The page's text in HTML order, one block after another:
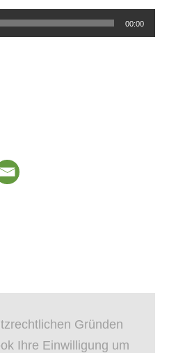
00:00
Gründen
Ihre Einwilligung um